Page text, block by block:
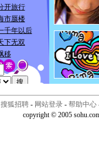
搜狐招聘 - 网站登录 - 帮助中心
copyright © 2005